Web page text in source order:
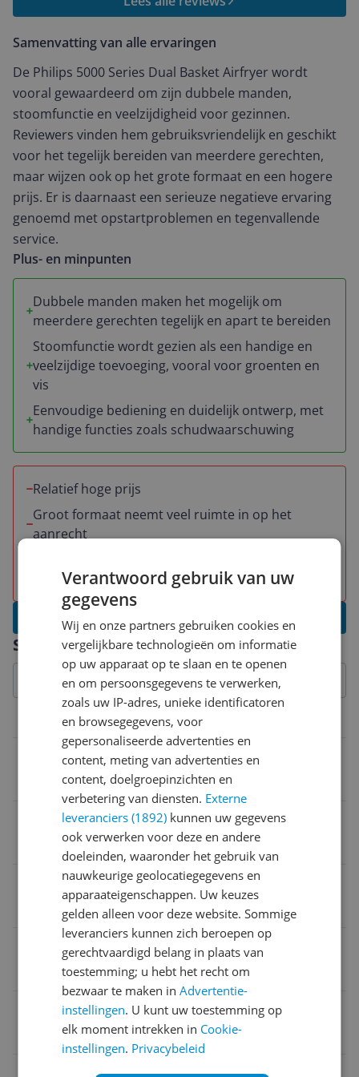
Specificaties
Belangrijkste kenmerken
Functies
Vetarm frituren
Onderhoud
Snoeropslag
Temperatuur klaar-indicator
Airfryer
Aantal pannen
Laadvermogen
apparaat bijzonder geschikt voor grotere gezinnen of
willen klaarmaken. Wat deze airfryer extra bijzonder
maakt, is de stoomfunctie. Hierdoor kun je niet alleen
krokante gerechten bereiden, maar ook gezondere
maaltijden met gestoomde groenten of vis. Dit biedt
veel variatie en flexibiliteit in de keuken, zonder dat je
extra pannen of apparatuur nodig hebt. In gebruik is
de airfryer zeer eenvoudig: het bedieningspaneel is
dubbel, daar moet je even aan wennen. Maar de
instellingen zijn duidelijk. Al met al is dit een
uitstekende keuze voor gezinnen die op zoek zijn naar
een veelzijdige en efficiënte airfryer. De combinatie van
dubbele manden en de stoomfunctie maakt het een
echte alleskunner in de keuken. Een absolute
aanrader! Wel vind ik hem de prijs aan de hoge kant.
Samenvatting van alle ervaringen
De Philips 5000 Series Dual Basket Airfryer wordt
vooral gewaardeerd om zijn dubbele manden,
stoomfunctie en veelzijdigheid voor gezinnen.
Reviewers vinden hem gebruiksvriendelijk en geschikt
voor het tegelijk bereiden van meerdere gerechten,
maar wijzen ook op het grote formaat en een hogere
prijs. Er is daarnaast een serieuze negatieve ervaring
genoemd met opstartproblemen en tegenvallende
service.
Plus- en minpunten
Dubbele manden maken het mogelijk om
meerdere gerechten tegelijk en apart te bereiden
Stoomfunctie wordt gezien als een handige en
veelzijdige toevoeging, vooral voor groenten en
vis
Eenvoudige bediening en duidelijk ontwerp, met
handige functies zoals schudwaarschuwing
Relatief hoge prijs
Groot formaat neemt veel ruimte in op het
aanrecht
teleurstellende service
Schrijf een review
Verantwoord gebruik van uw
gegevens
Wij en onze partners gebruiken cookies en
vergelijkbare technologieën om informatie
op uw apparaat op te slaan en te openen
en om persoonsgegevens te verwerken,
zoals uw IP-adres, unieke identificatoren
en browsegegevens, voor
gepersonaliseerde advertenties en
content, meting van advertenties en
content, doelgroepinzichten en
verbetering van diensten. Externe
leveranciers (1892) kunnen uw gegevens
ook verwerken voor deze en andere
doeleinden, waaronder het gebruik van
nauwkeurige geolocatiegegevens en
apparaateigenschappen. Uw keuzes
gelden alleen voor deze website. Sommige
leveranciers kunnen zich beroepen op
gerechtvaardigd belang in plaats van
toestemming; u hebt het recht om
bezwaar te maken inAdvertentie-
instellingen. U kunt uw toestemming op
elk moment intrekken in Cookie-
instellingen. Privacybeleid